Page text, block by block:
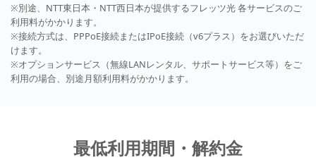
※別途、NTT東日本・NTT西日本が提供するフレッツ光 各サービスのご
利用料がかかります。
※接続方式は、PPPoE接続またはIPoE接続（v6プラス）をお選びいただ
けます。
※オプションサービス（無線LANレンタル、サポートサービス等）をご
利用の場合、別途月額利用料がかかります。
最低利用期間・解約金